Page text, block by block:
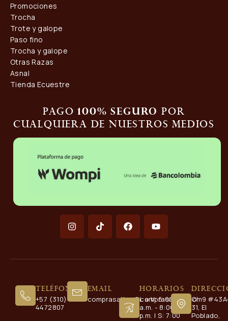
Promociones
Trocha
Trote y galope
Paso fino
Trocha y galope
Otras Razas
Asnal
Tienda Ecuestre
Pago100% seguropor
cualquiera de nuestros medios
Teléfono
+57 (310)
4472807
Email
comprasaltos@comprasaltos.com
Horarios
L a V: 6:00
a.m. - 8:00
p.m. | S: 7:00
Cl. 9
31, El
Poblado,